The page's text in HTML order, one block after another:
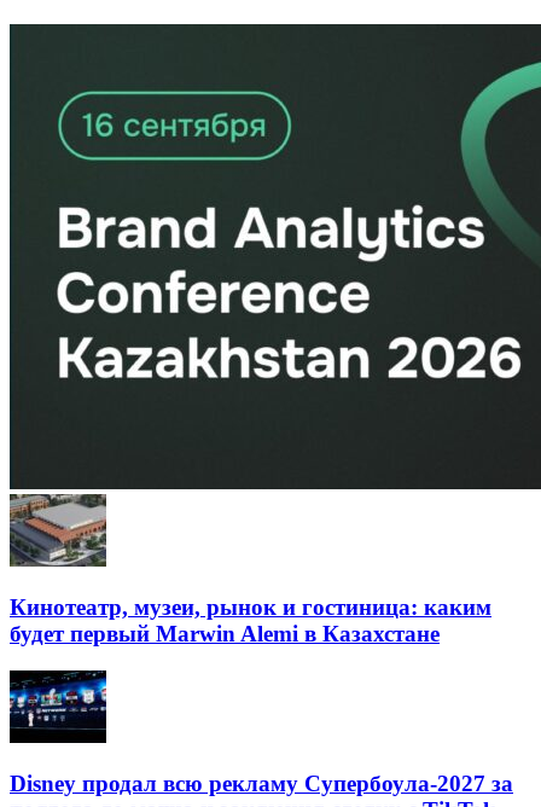
Кинотеатр, музеи, рынок и гостиница: каким
будет первый Marwin Alemi в Казахстане
Disney продал всю рекламу Супербоула-2027 за